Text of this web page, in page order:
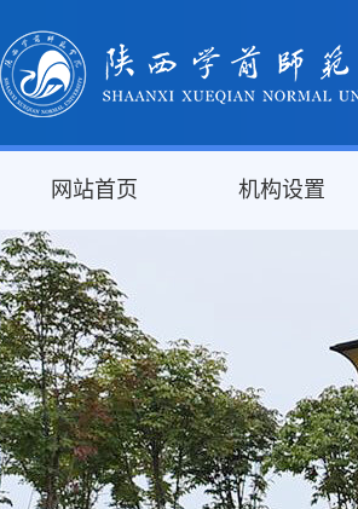
网站首页 机构设置